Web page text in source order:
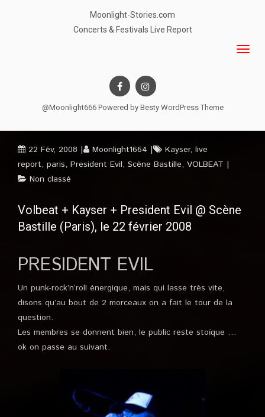
Moonlight-Stories.com
Concerts & Festivals Live Report
@Moonlight666 Powered by Besty WordPress Theme
22 Fév, 2008 Moonlight1664 Kayser, live
report, paris, President Evil, Scène Bastille, VOLBEAT
Non classé
Volbeat + Kayser + President Evil @ Scène
Bastille (Paris), le 22 février 2008
PRESIDENT EVIL
Un punk-rock’n’roll énergique, mais qui lasse très vite,
disons qu’au bout de 2 morceaux on a fait le tour de la
question.
Les membres se donnent bien, le public reste stoïque …
ok on passe au suivant.